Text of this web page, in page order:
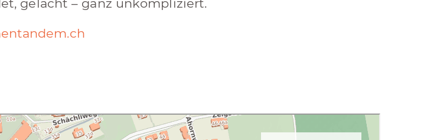
gelacht – ganz unkompliziert.